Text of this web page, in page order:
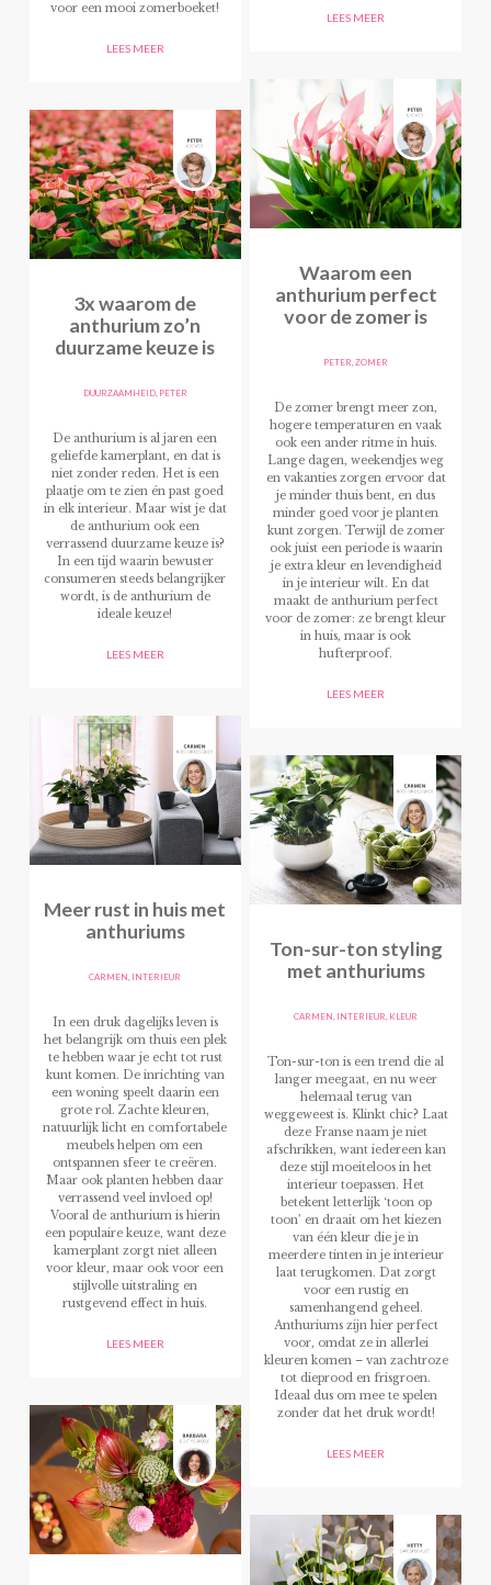
voor een mooi zomerboeket!
LEES MEER
3x waarom de
anthurium zo’n
duurzame keuze is
DUURZAAMHEID, PETER
De anthurium is al jaren een
geliefde kamerplant, en dat is
niet zonder reden. Het is een
plaatje om te zien én past goed
in elk interieur. Maar wist je dat
de anthurium ook een
verrassend duurzame keuze is?
In een tijd waarin bewuster
consumeren steeds belangrijker
wordt, is de anthurium de
ideale keuze!
LEES MEER
Meer rust in huis met
anthuriums
CARMEN, INTERIEUR
In een druk dagelijks leven is
het belangrijk om thuis een plek
te hebben waar je echt tot rust
kunt komen. De inrichting van
een woning speelt daarin een
grote rol. Zachte kleuren,
natuurlijk licht en comfortabele
meubels helpen om een
ontspannen sfeer te creëren.
Maar ook planten hebben daar
verrassend veel invloed op!
Vooral de anthurium is hierin
een populaire keuze, want deze
kamerplant zorgt niet alleen
voor kleur, maar ook voor een
stijlvolle uitstraling en
rustgevend effect in huis.
LEES MEER
LEES MEER
Waarom een
anthurium perfect
voor de zomer is
PETER,ZOMER
De zomer brengt meer zon,
hogere temperaturen en vaak
ook een ander ritme in huis.
Lange dagen, weekendjes weg
en vakanties zorgen ervoor dat
je minder thuis bent, en dus
minder goed voor je planten
kunt zorgen. Terwijl de zomer
ook juist een periode is waarin
je extra kleur en levendigheid
in je interieur wilt. En dat
maakt de anthurium perfect
voor de zomer: ze brengt kleur
in huis, maar is ook
hufterproof.
LEES MEER
Ton-sur-ton styling
met anthuriums
CARMEN, INTERIEUR, KLEUR
Ton-sur-ton is een trend die al
langer meegaat, en nu weer
helemaal terug van
weggeweest is. Klinkt chic? Laat
deze Franse naam je niet
afschrikken, want iedereen kan
deze stijl moeiteloos in het
interieur toepassen. Het
betekent letterlijk ‘toon op
toon’ en draait om het kiezen
van één kleur die je in
meerdere tinten in je interieur
laat terugkomen. Dat zorgt
voor een rustig en
samenhangend geheel.
Anthuriums zijn hier perfect
voor, omdat ze in allerlei
kleuren komen – van zachtroze
tot dieprood en frisgroen.
Ideaal dus om mee te spelen
zonder dat het druk wordt!
LEES MEER